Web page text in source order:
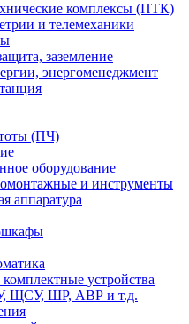
комплексы (ПТК)
и телемеханики
заземление
энергоменеджмент
(ПЧ)
оборудование
и инструменты
аппаратура
устройства
ЩСУ, ШР, АВР и т.д.